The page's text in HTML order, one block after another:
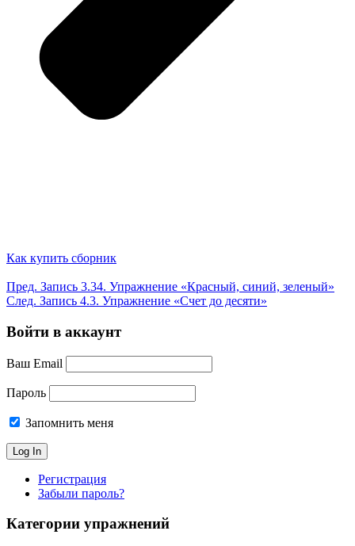
Как купить сборник
Пред. Запись 3.34. Упражнение «Красный, синий, зеленый»
След. Запись 4.3. Упражнение «Счет до десяти»
Войти в аккаунт
Ваш Email
Пароль
Запомнить меня
Регистрация
Забыли пароль?
Категории упражнений